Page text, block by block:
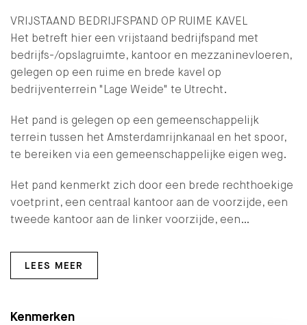
VRIJSTAAND BEDRIJFSPAND OP RUIME KAVEL
Het betreft hier een vrijstaand bedrijfspand met
bedrijfs-/opslagruimte, kantoor en mezzaninevloeren,
gelegen op een ruime en brede kavel op
bedrijventerrein "Lage Weide" te Utrecht.
Het pand is gelegen op een gemeenschappelijk
terrein tussen het Amsterdamrijnkanaal en het spoor,
te bereiken via een gemeenschappelijke eigen weg.
Het pand kenmerkt zich door een brede rechthoekige
voetprint, een centraal kantoor aan de voorzijde, een
tweede kantoor aan de linker voorzijde, een…
LEES MEER
Kenmerken